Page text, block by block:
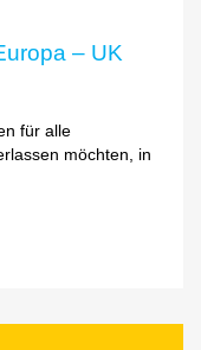
– UK
für alle
möchten, in